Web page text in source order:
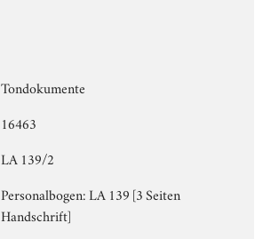
Tondokumente
16463
LA 139/2
Personalbogen: LA 139 [3 Seiten
Handschrift]